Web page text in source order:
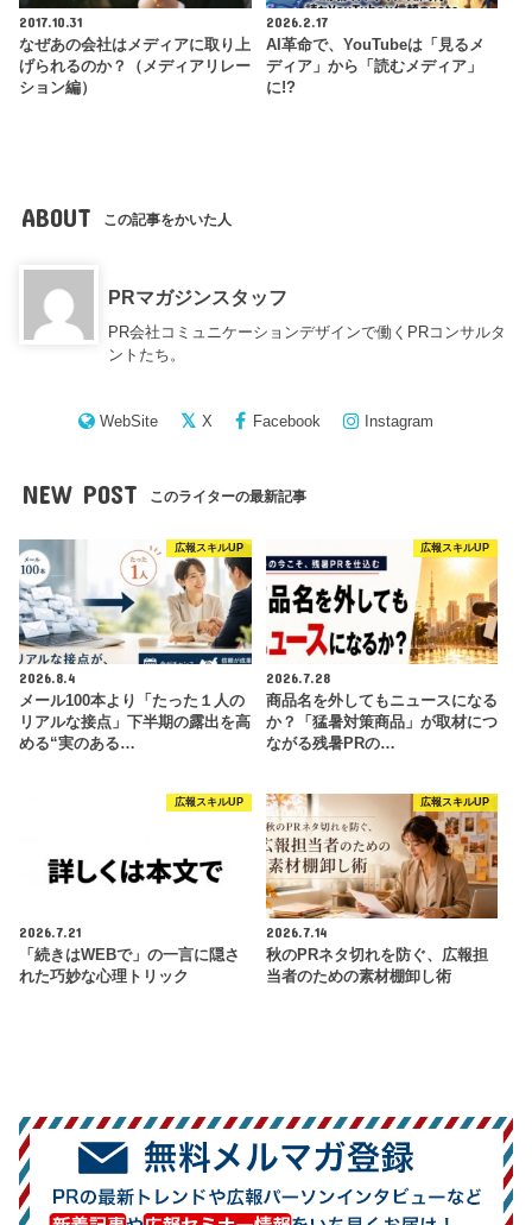
2017.10.31
なぜあの会社はメディアに取り上
げられるのか？（メディアリレー
ション編）
2026.2.17
AI革命で、YouTubeは「見るメ
ディア」から「読むメディア」
に!?
ABOUT この記事をかいた人
PRマガジンスタッフ
PR会社コミュニケーションデザインで働くPRコンサルタ
ントたち。
WebSite X Facebook Instagram
NEW POST このライターの最新記事
広報スキルUP
2026.8.4
メール100本より「たった１人の
リアルな接点」下半期の露出を高
める“実のある…
広報スキルUP
2026.7.28
商品名を外してもニュースになる
か？「猛暑対策商品」が取材につ
ながる残暑PRの…
広報スキルUP
2026.7.21
「続きはWEBで」の一言に隠さ
れた巧妙な心理トリック
広報スキルUP
2026.7.14
秋のPRネタ切れを防ぐ、広報担
当者のための素材棚卸し術